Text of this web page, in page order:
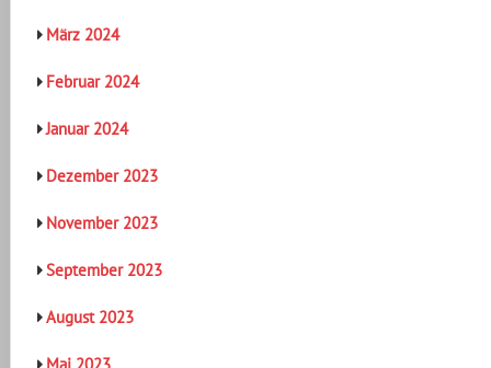
März 2024
Februar 2024
Januar 2024
Dezember 2023
November 2023
September 2023
August 2023